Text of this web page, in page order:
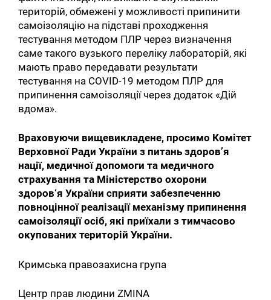
Искать:
територій, обмежені у можливості припинити
самоізоляцію на підставі проходження
тестування методом ПЛР через визначення
саме такого вузького переліку лабораторій, які
мають право передавати результати
тестування на COVID-19 методом ПЛР для
припинення самоізоляції через додаток «Дій
вдома».
Враховуючи вищевикладене, просимо Комітет
Верховної Ради України з питань здоров’я
нації, медичної допомоги та медичного
страхування та Міністерство охорони
здоров‘я України сприяти забезпеченню
повноцінної реалізації механізму припинення
самоізоляції осіб, які приїхали з тимчасово
окупованих територій України.
Кримська правозахисна група
Центр прав людини ZMINA